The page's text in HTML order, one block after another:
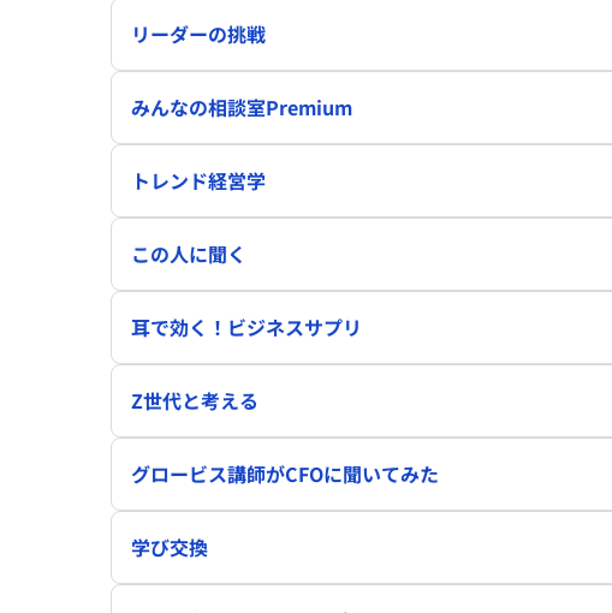
リーダーの挑戦
みんなの相談室Premium
トレンド経営学
この人に聞く
耳で効く！ビジネスサプリ
Z世代と考える
グロービス講師がCFOに聞いてみた
学び交換